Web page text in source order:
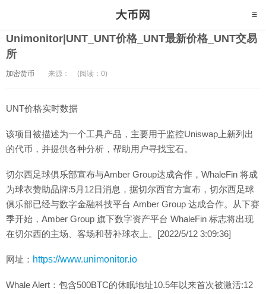
Unimonitor|UNT_UNT价格_UNT最新价格_UNT交易
所
加密货币 来源： (阅读：0)
UNT价格实时数据
该项目被描述为一个工具产品，主要用于监控Uniswap上新列出
的代币，并提供各种分析，帮助用户寻找宝石。
切尔西足球俱乐部宣布与Amber Group达成合作，WhaleFin 将成
为球衣赞助品牌:5月12日消息，据切尔西官方宣布，切尔西足球
俱乐部已经与数字金融科技平台 Amber Group 达成合作。从下赛
季开始，Amber Group 旗下数字资产平台 WhaleFin 标志将出现
在切尔西的主场、客场和替补球衣上。[2022/5/12 3:09:36]
网址： https://www.unimonitor.io
Whale Alert：包含500BTC的休眠地址10.5年以来首次被激活:12